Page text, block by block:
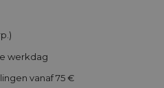
werkdag
vanaf 75 €